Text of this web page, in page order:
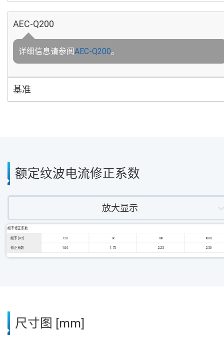
AEC-Q200
详细信息请参阅AEC-Q200。
基准
额定纹波电流修正系数
放大显示
频率修正系数
频率 [Hz] 120 1k 10k 100k
修正系数 1.00 1.75 2.25 2.50
尺寸图 [mm]